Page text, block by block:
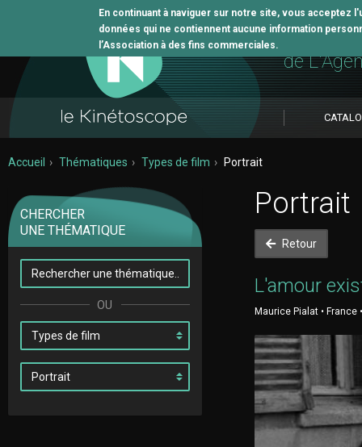
En continuant à naviguer sur notre site, vous
données qui ne contiennent aucune information
l’Association à des fins commerciales. L'outil
de
Accueil Thématiques Types de film Portrait
CHERCHER
UNE THÉMATIQUE
Portrait
Retour
L'amour
Maurice Pialat •